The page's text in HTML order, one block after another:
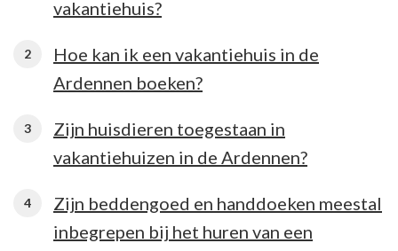
vakantiehuis?
Hoe kan ik een vakantiehuis in de
Ardennen boeken?
Zijn huisdieren toegestaan ​​in
vakantiehuizen in de Ardennen?
Zijn beddengoed en handdoeken meestal
inbegrepen bij het huren van een